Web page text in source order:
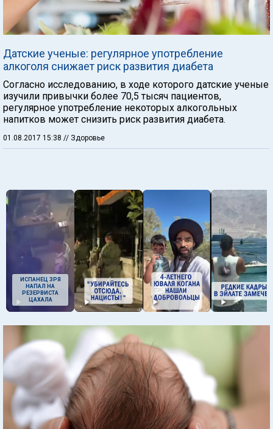
Датские ученые: регулярное употребление
алкоголя снижает риск развития диабета
Согласно исследованию, в ходе которого датские ученые
изучили привычки более 70,5 тысяч пациентов,
регулярное употребление некоторых алкогольных
напитков может снизить риск развития диабета.
01.08.2017 15:38 // Здоровье
ИСПАНЕЦ ЗРЯ
НАПАЛ НА
РЕЗЕРВИСТА
ЦАХАЛА